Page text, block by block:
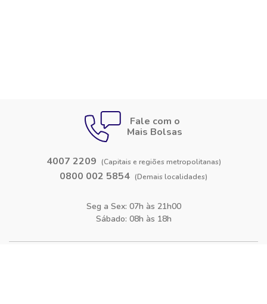
Fale com o
Mais Bolsas
4007 2209 (Capitais e regiões metropolitanas)
0800 002 5854 (Demais localidades)
Seg a Sex: 07h às 21h00
Sábado: 08h às 18h